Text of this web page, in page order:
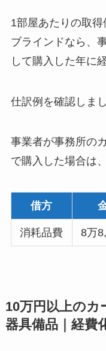
1部屋あたりの取得
ブラインドなら、
して購入した年に
仕訳例を確認しまし
事業者が事務所の
で購入した場合は
借方
消耗品費 8万
10万円以上の
器具備品｜経費